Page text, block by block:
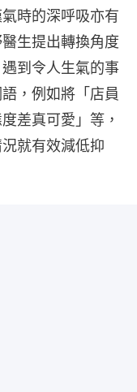
時的深呼吸亦有
生提出轉換角度
到令人生氣的事
，例如將「店員
差真可愛」等，
就有效減低抑